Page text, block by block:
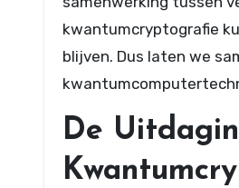
kwantumcryptografie
blijven. Dus laten we
De